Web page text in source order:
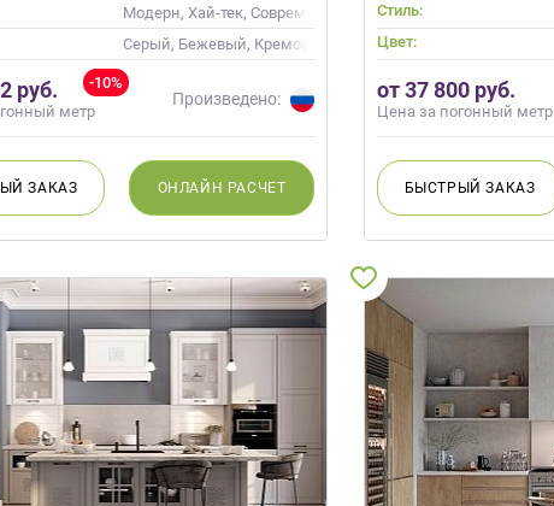
Модерн, Хай-тек, Современные
Серый, Бежевый, Кремовый, Коричневый, Капучино
-10%
руб.
метр
Произведено:
ЗАКАЗ ОНЛАЙН РАСЧЕТ
Стиль:
Цвет:
от 37 800 руб.
Цена за погонный метр
БЫСТРЫЙЗАКАЗ